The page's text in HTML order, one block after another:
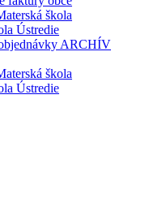
škola
Ústredie
ARCHÍV
škola
Ústredie